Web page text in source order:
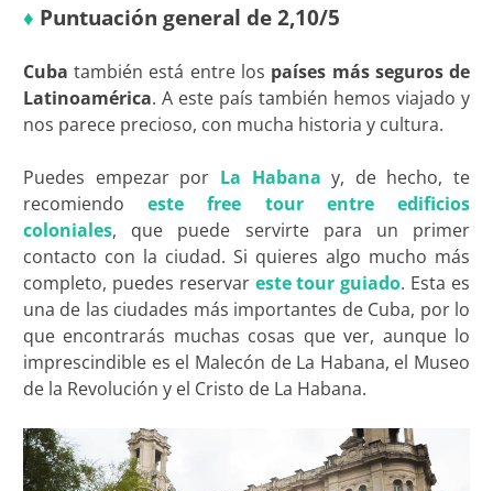
♦ Puntuación general de 2,10/5
Cubatambién está entre los países más seguros de
Latinoamérica. A este país también hemos viajado y
nos parece precioso, con mucha historia y cultura.
Puedes empezar por La Habana y, de hecho, te
recomiendoeste free tour entre edificios
coloniales, que puede servirte para un primer
contacto con la ciudad. Si quieres algo mucho más
completo, puedes reservar este tour guiado. Esta es
una de las ciudades más importantes de Cuba, por lo
que encontrarás muchas cosas que ver, aunque lo
imprescindible es el Malecón de La Habana, el Museo
de la Revolución y el Cristo de La Habana.